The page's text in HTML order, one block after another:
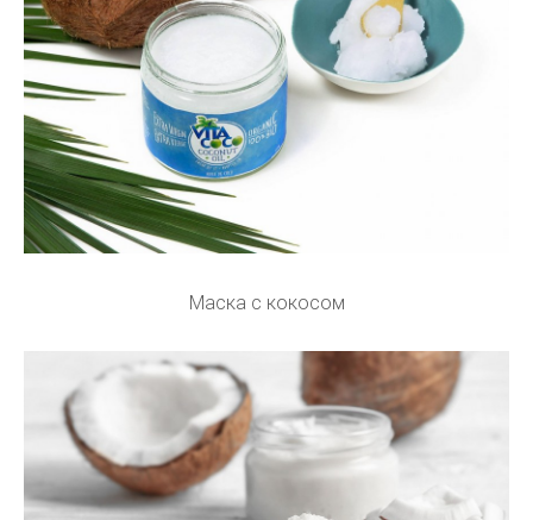
Маска с кокосом